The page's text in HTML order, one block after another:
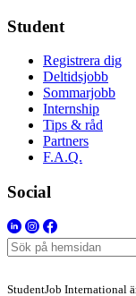
Student
Registrera dig
Deltidsjobb
Sommarjobb
Internship
Tips & råd
Partners
F.A.Q.
Social
StudentJob International